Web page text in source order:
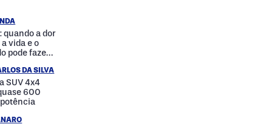
quando a dor
vida e o
pode fazer
DA SILVA
SUV 4x4
600